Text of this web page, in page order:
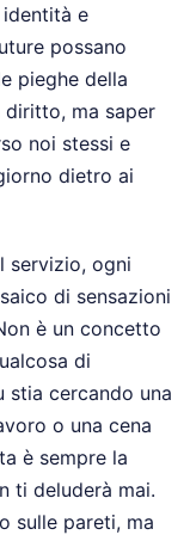
e
possano
pieghe della
diritto, ma saper
noi stessi e
dietro ai
servizio, ogni
di sensazioni
è un concetto
di
stia cercando una
o una cena
è sempre la
ti deluderà mai.
sulle pareti, ma